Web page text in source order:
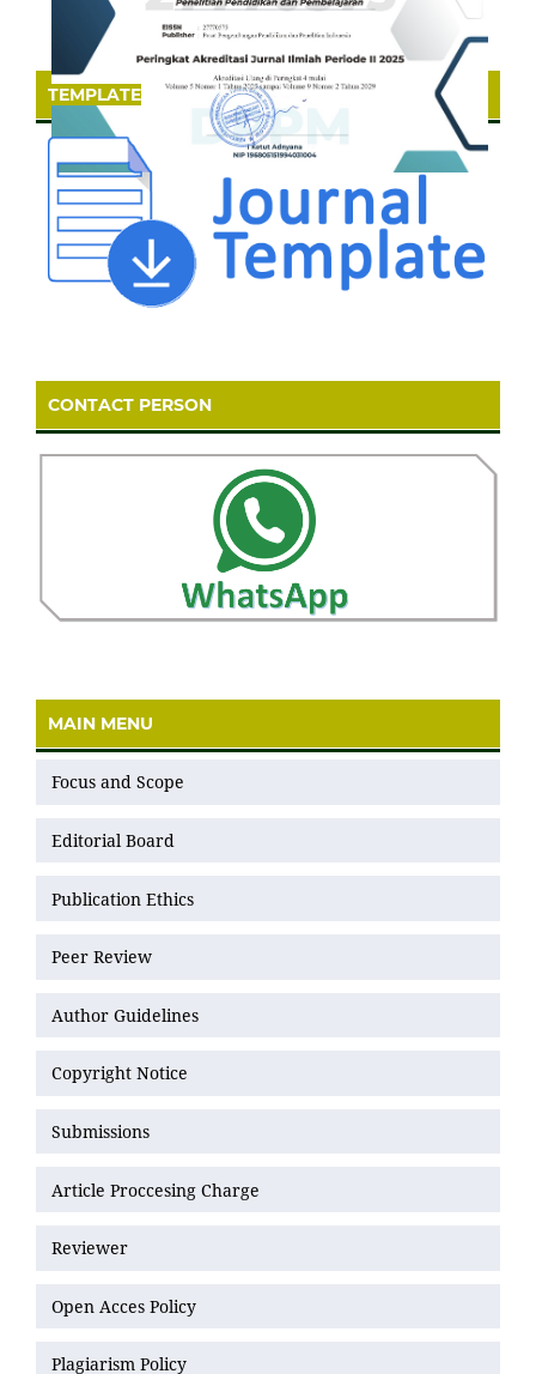
TEMPLATE
CONTACT PERSON
MAIN MENU
Focus and Scope
Editorial Board
Publication Ethics
Peer Review
Author Guidelines
Copyright Notice
Submissions
Article Proccesing Charge
Reviewer
Open Acces Policy
Plagiarism Policy